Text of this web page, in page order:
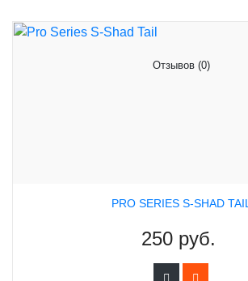
Отзывов (0)
PRO SERIES S-SHAD TAIL
250 руб.